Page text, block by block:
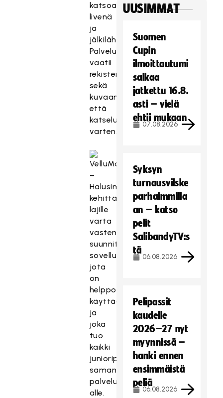
katsoa
livenä
ja
jälkilähetyksinä.
Palvelu
vaatii
rekisteröitymisen
sekä
kuvaamista
että
katselua
varten.
–
Halusimme
kehittää
lajille
varta
vasten
suunnitellun
sovelluksen,
jota
on
helppo
käyttää
ja
joka
tuo
kaikki
junioripelit
saman
palvelun
alle.
UUSIMMAT
Suomen
Cupin
ilmoittautumi
saikaa
jatkettu 16.8.
asti – vielä
ehtii mukaan
07.08.2026
Syksyn
turnausvilske
parhaimmilla
an – katso
pelit
SalibandyTV:s
tä
06.08.2026
Pelipassit
kaudelle
2026–27 nyt
myynnissä –
hanki ennen
ensimmäistä
peliä
06.08.2026